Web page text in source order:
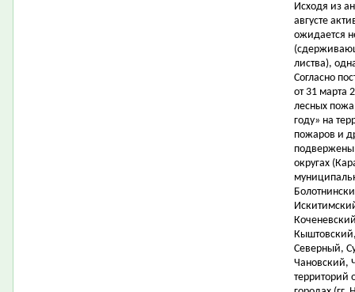
Исходя из
августе
ожидается
листва),
Согласно
от 31 марта
лесных
году» на
пожаров и
подвержены
округах
Северный,
Чановский,
территорий